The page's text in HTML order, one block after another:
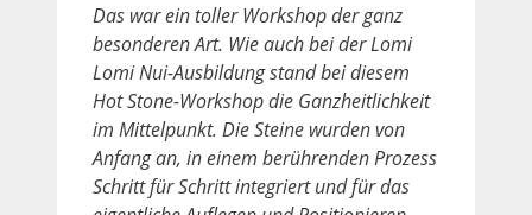
Das war ein toller Workshop der ganz
besonderen Art. Wie auch bei der Lomi
Lomi Nui-Ausbildung stand bei diesem
Hot Stone-Workshop die Ganzheitlichkeit
im Mittelpunkt. Die Steine wurden von
Anfang an, in einem berührenden Prozess
Schritt für Schritt integriert und für das